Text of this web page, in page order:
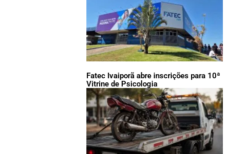
Fatec Ivaiporã abre inscrições para 10ª
Vitrine de Psicologia